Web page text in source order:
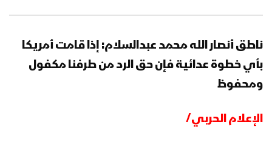
ناطق أنصار الله محمد عبدالسلام: إذا قامت أمريكا
بأي خطوة عدائية فإن حق الرد من طرفنا مكفول
ومحفوظ
الإعلام الحربي/